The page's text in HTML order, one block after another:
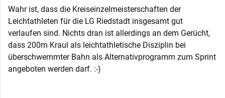
Wahr ist, dass die Kreiseinzelmeisterschaften der
Leichtathleten für die LG Riedstadt insgesamt gut
verlaufen sind. Nichts dran ist allerdings an dem Gerücht,
dass 200m Kraul als leichtathletische Disziplin bei
überschwemmter Bahn als Alternativprogramm zum Sprint
angeboten werden darf. :-)